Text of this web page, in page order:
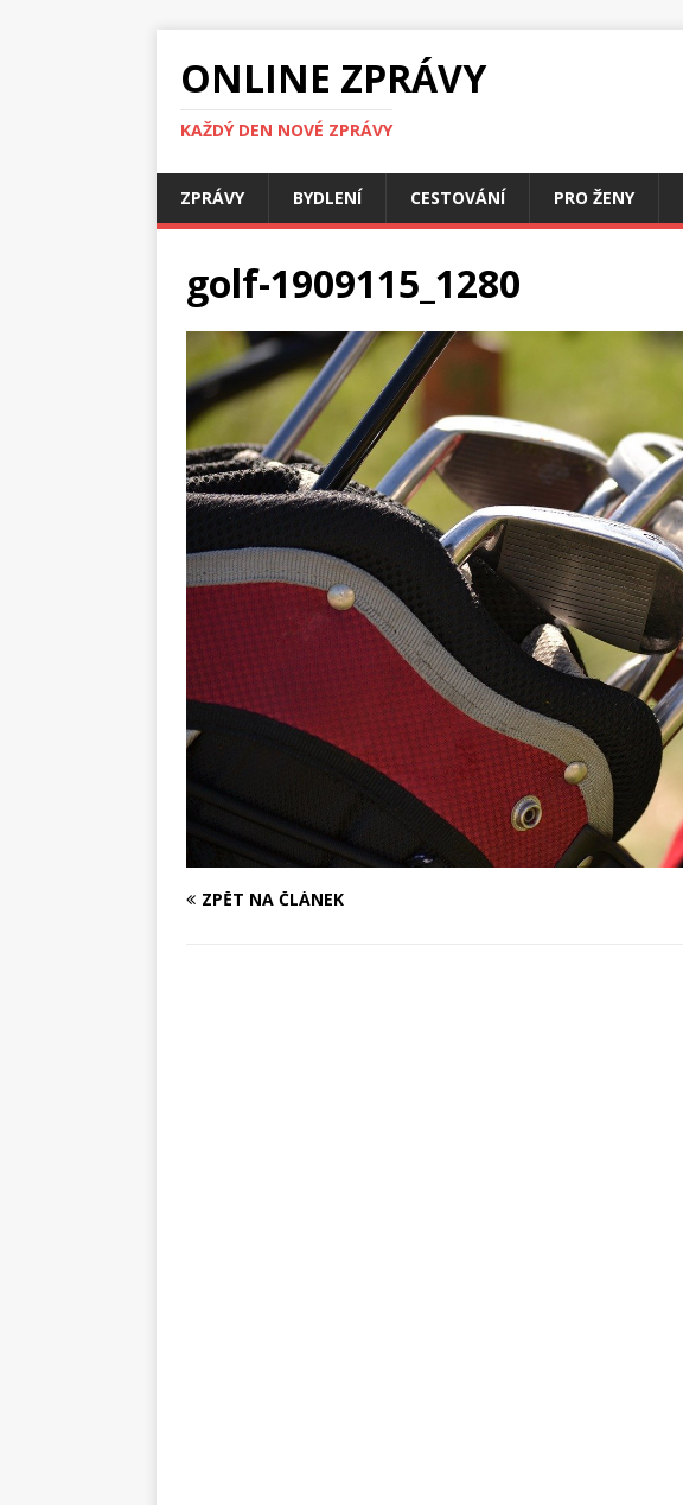
ONLINE ZPRÁVY
KAŽDÝ DEN NOVÉ ZPRÁVY
ZPRÁVY BYDLENÍ CESTOVÁNÍ PRO ŽENY
golf-1909115_1280
ZPĚT NA ČLÁNEK